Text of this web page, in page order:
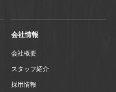
会社情報
会社概要
スタッフ紹介
採用情報